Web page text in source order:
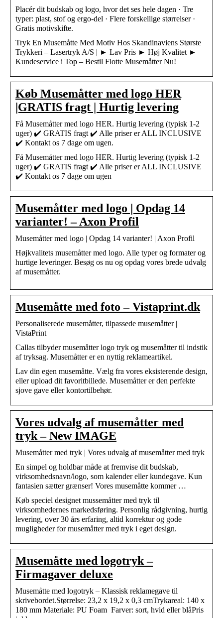
Placér dit budskab og logo, hvor det ses hele dagen · Tre
typer: plast, stof og ergo-del · Flere forskellige størrelser ·
Gratis motivskifte.
Tryk En Musemåtte Med Motiv Hos Skandinaviens Største
Trykkeri – Lasertryk A/S | ► Lav Pris ► Høj Kvalitet ►
Kundeservice i Top – Bestil Flotte Musemåtter Nu!
Køb Musemåtter med logo HER
|GRATIS fragt | Hurtig levering
Få Musemåtter med logo HER. Hurtig levering (typisk 1-2
uger) ✔️ GRATIS fragt ✔️ Alle priser er ALL INCLUSIVE
✔️ Kontakt os 7 dage om ugen.
Få Musemåtter med logo HER. Hurtig levering (typisk 1-2
uger) ✔️ GRATIS fragt ✔️ Alle priser er ALL INCLUSIVE
✔️ Kontakt os 7 dage om ugen
Musemåtter med logo | Opdag 14
varianter! – Axon Profil
Musemåtter med logo | Opdag 14 varianter! | Axon Profil
Højkvalitets musemåtter med logo. Alle typer og formater og
hurtige leveringer. Besøg os nu og opdag vores brede udvalg
af musemåtter.
Musemåtte med foto – Vistaprint.dk
Personaliserede musemåtter, tilpassede musemåtter |
VistaPrint
Callas tilbyder musemåtter logo tryk og musemåtter til indstik
af tryksag. Musemåtter er en nyttig reklameartikel.
Lav din egen musemåtte. Vælg fra vores eksisterende design,
eller upload dit favoritbillede. Musemåtter er den perfekte
sjove gave eller kontortilbehør.
Vores udvalg af musemåtter med
tryk – New IMAGE
Musemåtter med tryk | Vores udvalg af musemåtter med tryk
En simpel og holdbar måde at fremvise dit budskab,
virksomhedsnavn/logo, som kalender eller kundegave. Kun
fantasien sætter grænser! Vores musemåtte kommer …
Køb speciel designet mussemåtter med tryk til
virksomhedernes markedsføring. Personlig rådgivning, hurtig
levering, over 30 års erfaring, altid korrektur og gode
mugligheder for musemåtter med tryk i eget design.
Musemåtte med logotryk –
Firmagaver deluxe
Musemåtte med logotryk – Klassisk reklamegave til
skrivebordet.Størrelse: 23,2 x 19,2 x 0,3 cmTrykareal: 140 x
180 mm Materiale: PU Foam Farver: sort, hvid eller blåPris